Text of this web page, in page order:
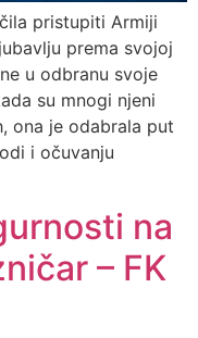
pristupiti Armiji
prema svojoj
u odbranu svoje
su mnogi njeni
ona je odabrala put
i očuvanju
na
– FK